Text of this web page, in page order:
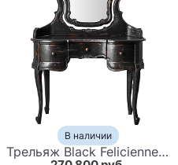
В наличии
Трельяж Black Felicienne Dressing Table